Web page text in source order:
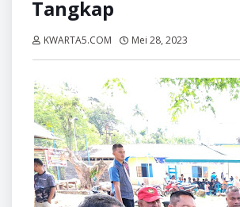
Tangkap
KWARTA5.COM Mei 28, 2023